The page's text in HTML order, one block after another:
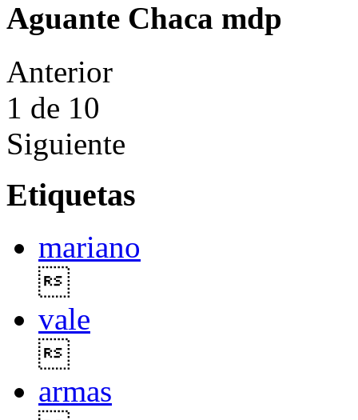
Aguante Chaca mdp
Anterior
1 de 10
Siguiente
Etiquetas
mariano
vale
armas